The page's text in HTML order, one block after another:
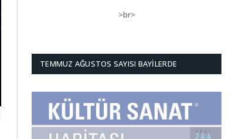
>br>
TEMMUZ AĞUSTOS SAYISI BAYILERDE